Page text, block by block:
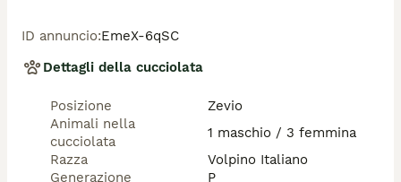
salute.
Libretto sanitario con fustella microchip inoculato, le
sverminazioni ed il primo vaccino.
compilata e sottoscritta.
Contratto di cessione.
PEDIGREE' ENCI
Massima professionalita' e serieta'. Il nostro e' un
ID annuncio:EmeX-6qSC
Dettagli della cucciolata
Posizione
Zevio
Animali nella
cucciolata
1 maschio / 3 femmina
Razza
Volpino Italiano
Generazione
P